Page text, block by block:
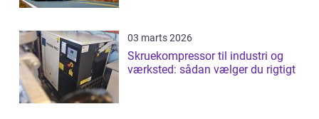
03 marts 2026
Skruekompressor til industri og
værksted: sådan vælger du rigtigt